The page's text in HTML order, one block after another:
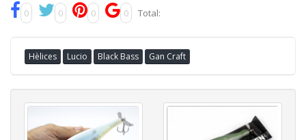
0 0 0 0 Total:
Hèlices Lucio Black Bass Gan Craft